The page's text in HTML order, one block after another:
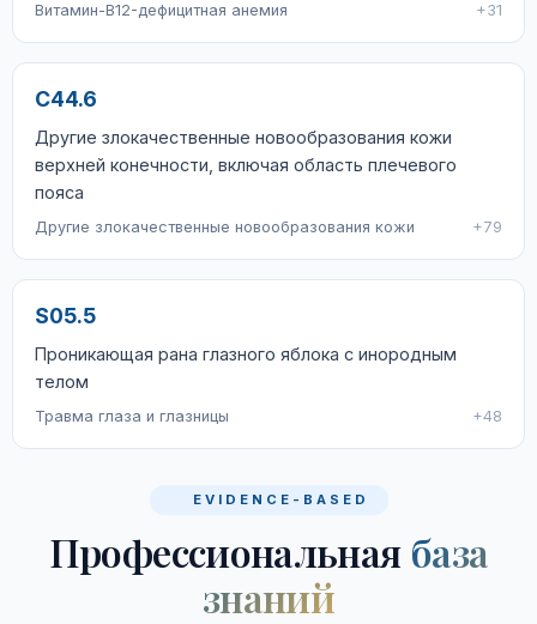
Витамин-B12-дефицитная анемия +31
C44.6
Другие злокачественные новообразования кожи
верхней конечности, включая область плечевого
пояса
Другие злокачественные новообразования кожи +79
S05.5
Проникающая рана глазного яблока с инородным
телом
Травма глаза и глазницы +48
EVIDENCE-BASED
Профессиональная база
знаний